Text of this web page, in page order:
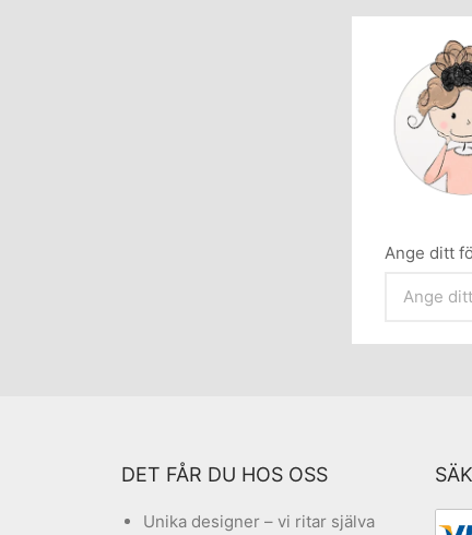
Ange ditt
DET FÅR DU HOS OSS
Unika designer – vi ritar själva